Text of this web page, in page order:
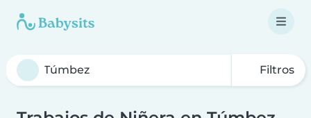
Filtros